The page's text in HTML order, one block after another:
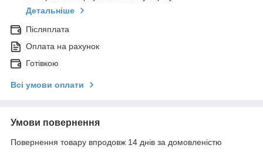
Детальніше
Післяплата
Оплата на рахунок
Готівкою
Всі умови оплати
Умови повернення
Повернення товару впродовж 14 днів за домовленістю